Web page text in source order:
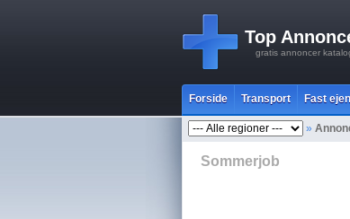
Top
gratis annoncer
Forside Transport Fast
»
Sommerjob